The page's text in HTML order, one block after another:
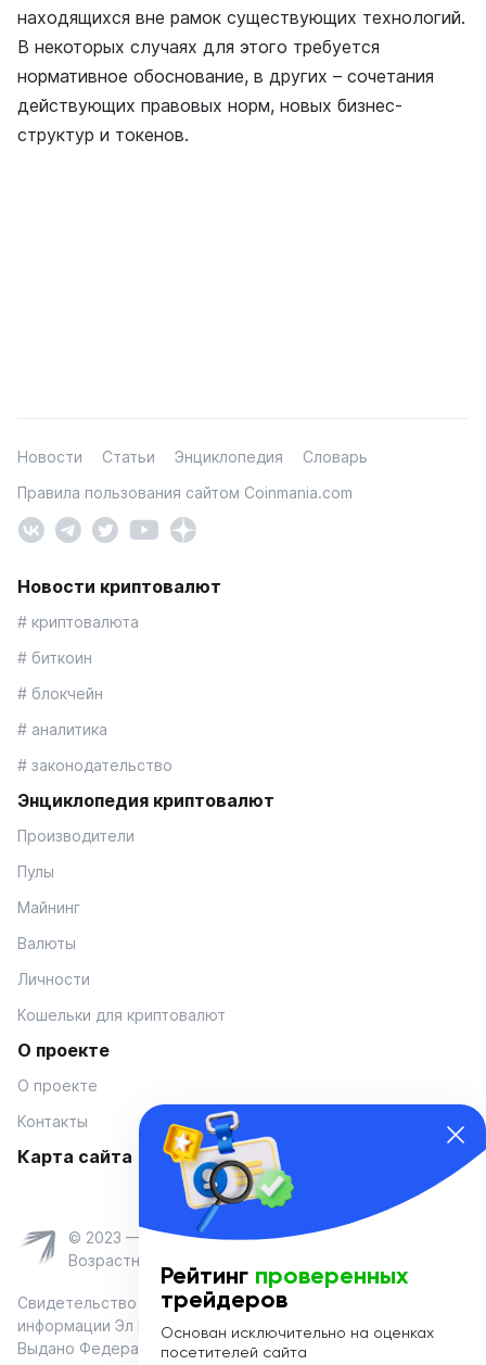
находящихся вне рамок существующих технологий.
В некоторых случаях для этого требуется
нормативное обоснование, в других – сочетания
действующих правовых норм, новых бизнес-
структур и токенов.
Новости Статьи Энциклопедия
Словарь
Правила пользования сайтом Coinmania.com
Новости криптовалют
# криптовалюта
# биткоин
# блокчейн
# аналитика
# законодательство
Энциклопедия криптовалют
Производители
Пулы
Майнинг
Валюты
Личности
Кошельки для криптовалют
О проекте
О проекте
Контакты
Карта сайта
© 2023 — Coinmania
Возрастное ограничение 16+
Свидетельство о регистрации средства массовой
информации Эл № ФС 77-74908 от «25» января 2019 г.
Выдано Федеральной службой по надзору в сфере связи,
Рейтинг проверенных
трейдеров
Основан исключительно на оценках
посетителей сайта